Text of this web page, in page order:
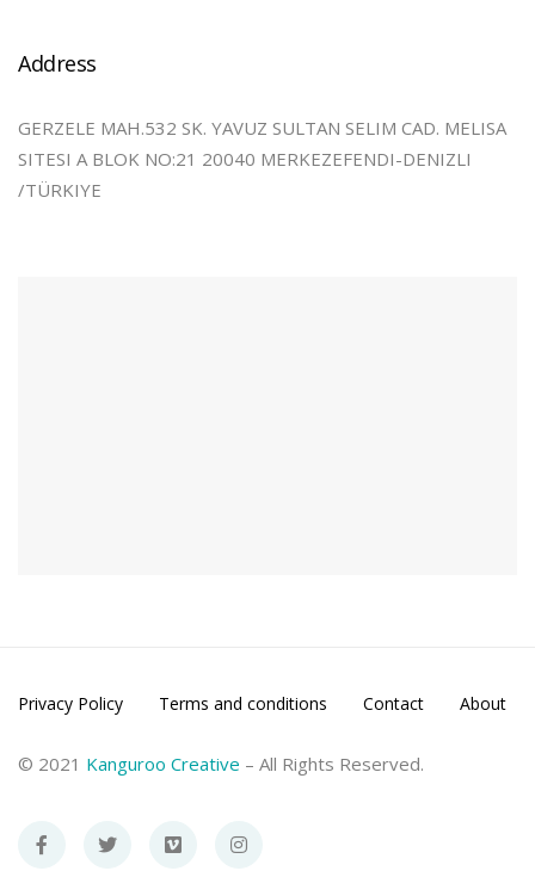
Address
GERZELE MAH.532 SK. YAVUZ SULTAN SELIM CAD. MELISA
SITESI A BLOK NO:21 20040 MERKEZEFENDI-DENIZLI
/TÜRKIYE
Privacy Policy Terms and conditions Contact About
© 2021 Kanguroo Creative – All Rights Reserved.